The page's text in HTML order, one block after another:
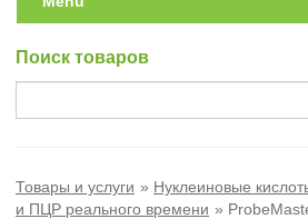
Поиск товаров
Товары и услуги Нуклеиновые
и ПЦР реального времени